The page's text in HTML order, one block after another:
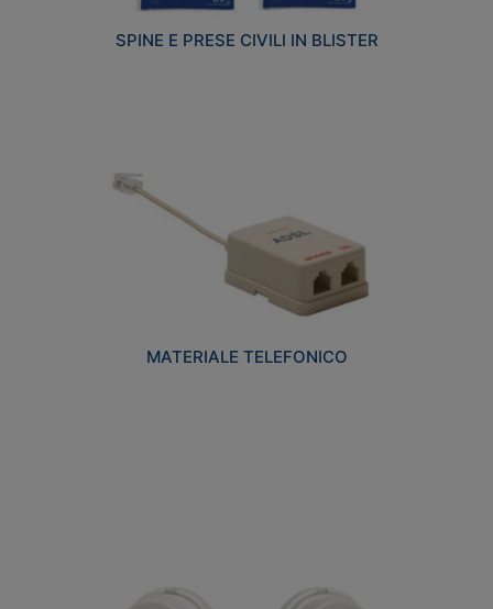
SPINE E PRESE CIVILI IN BLISTER
MATERIALE TELEFONICO